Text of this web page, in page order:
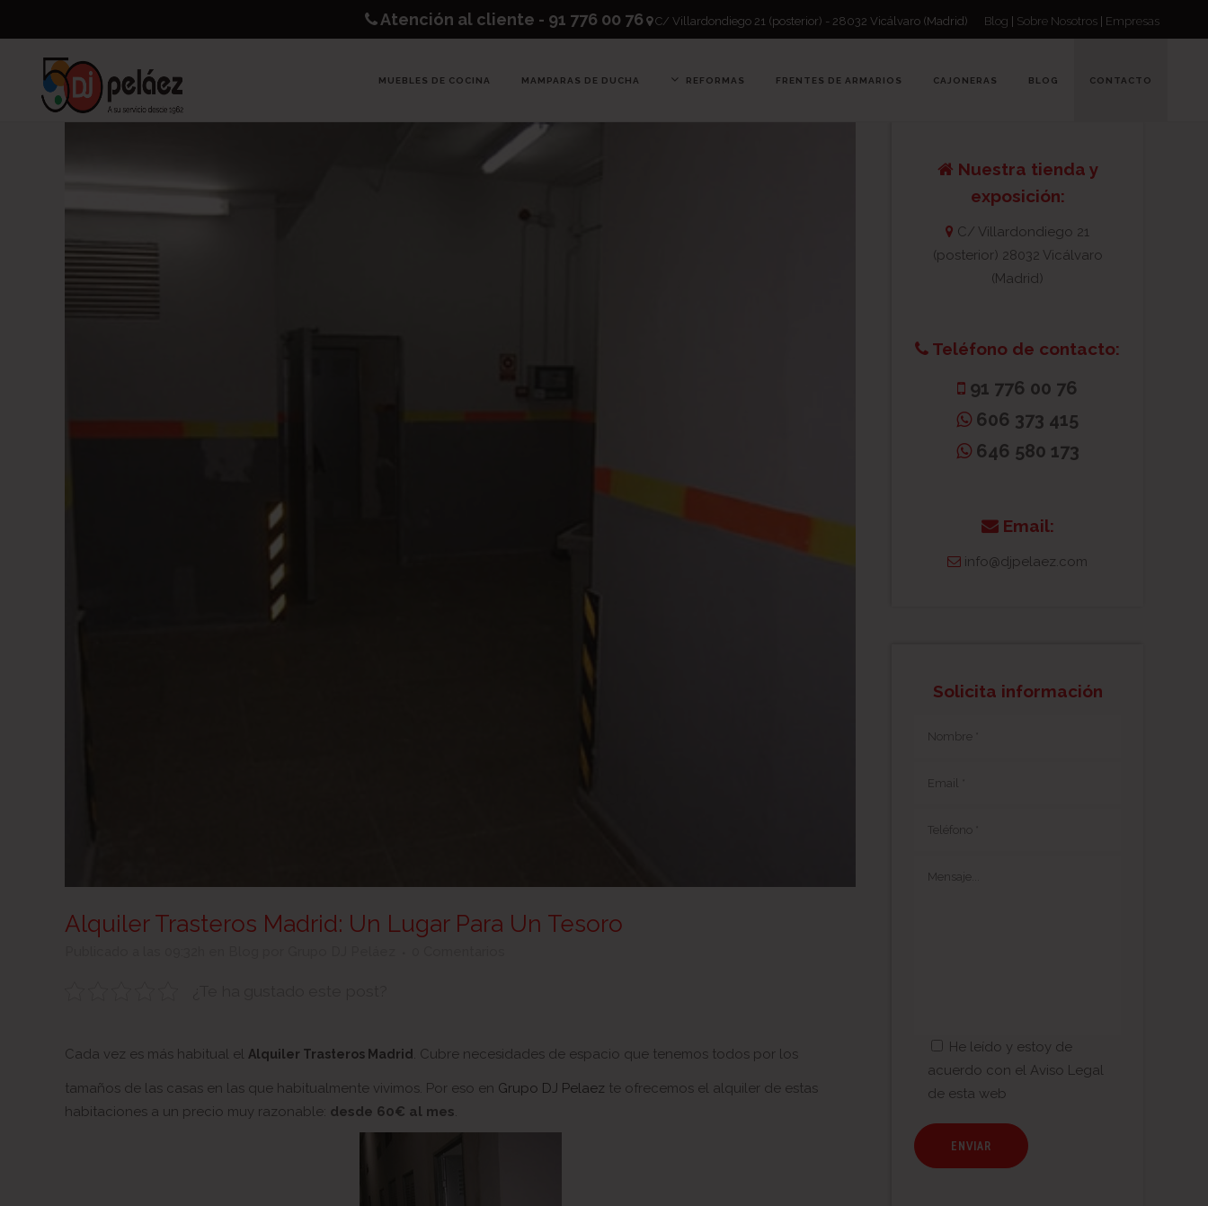
Atención al cliente - 91 776 00 76 C/ Villardondiego 21 (posterior) - 28032 Vicálvaro (Madrid) Blog Sobre Nosotros Empresas
MUEBLES DE COCINA MAMPARAS DE DUCHA REFORMAS FRENTES DE ARMARIOS CAJONERAS BLOG CONTACTO
Alquiler Trasteros Madrid: Un Lugar Para Un Tesoro
Cada vez es más habitual el Alquiler Trasteros Madrid . Cubre necesidades de espacio que tenemos todos por los
tamaños de las casas en las que habitualmente vivimos. Por eso en Grupo DJ Pelaez te ofrecemos el alquiler de estas
habitaciones a un precio muy razonable: desde 60€ al mes.
Nuestra tienda y
exposición:
C/ Villardondiego 21
(posterior) 28032 Vicálvaro
(Madrid)
Teléfono de contacto:
91 776 00 76
606 373 415
646 580 173
Email:
info@djpelaez.com
Solicita información
He leído y estoy de
acuerdo con el Aviso Legal
de esta web